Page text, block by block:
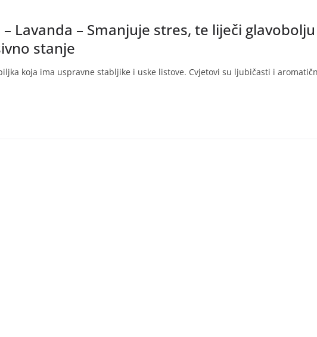
Lavanda – Smanjuje stres, te liječi
stanje
koja ima uspravne stabljike i uske listove. Cvjetovi su ljubičasti i